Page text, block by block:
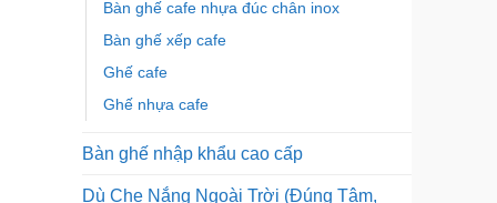
Bàn ghế cafe nhựa đúc chân inox
Bàn ghế xếp cafe
Ghế cafe
Ghế nhựa cafe
Bàn ghế nhập khẩu cao cấp
Dù Che Nắng Ngoài Trời (Đúng Tâm,